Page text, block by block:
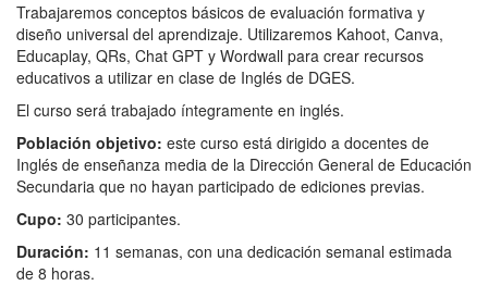
Trabajaremos conceptos básicos de evaluación formativa y
diseño universal del aprendizaje. Utilizaremos Kahoot, Canva,
Educaplay, QRs, Chat GPT y Wordwall para crear recursos
educativos a utilizar en clase de Inglés de DGES.
El curso será trabajado íntegramente en inglés.
Población objetivo: este curso está dirigido a docentes de
Inglés de enseñanza media de la Dirección General de Educación
Secundaria que no hayan participado de ediciones previas.
Cupo: 30 participantes.
Duración: 11 semanas, con una dedicación semanal estimada
de 8 horas.